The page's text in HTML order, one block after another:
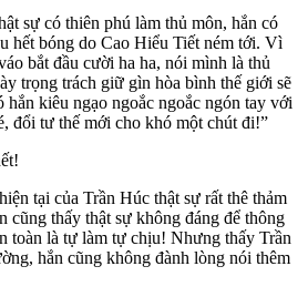
sự có thiên phú làm thủ môn, hắn có
hết bóng do Cao Hiểu Tiết ném tới. Vì
bắt đầu cười ha ha, nói mình là thủ
trọng trách giữ gìn hòa bình thế giới sẽ
hắn kiêu ngạo ngoắc ngoắc ngón tay với
đổi tư thế mới cho khó một chút đi!”
tại của Trần Húc thật sự rất thê thảm
cũng thấy thật sự không đáng để thông
toàn là tự làm tự chịu! Nhưng thấy Trần
hắn cũng không đành lòng nói thêm